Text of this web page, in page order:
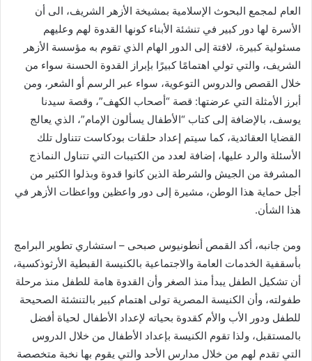
العام لمجمع البحوث الإسلامية بمشيخة الأزهر الشريف، الى أن
الأسرة لها دور كبير في تنشئة الأبناء كونها القدوة لهم وعليهم
مسئولية كبيرة، لافتة إلى الدور الهام الذي تقوم به مؤسسة الأزهر
الشريف، والتي تولي اهتمامًا كبيرًا بإبراز القدوة الحسنة سواء من
خلال القصص والدروس التوعوية، سواء عبر الرسم أو الشعر، ومن
أبرز الأمثلة التي عرضتها: قصة “أصحاب الكهف”، وقصة سيدنا
يوسف، بالإضافة إلى كتاب “الأطفال يسألون الإمام”، الذي يعالج
القضايا العقائدية، كما سيتم إعداد حلقات بودكاست تتناول تلك
الأسئلة والرد عليها، إضافة لعدد من الكتيبات التي تتناول النماذج
المشرفة من الجيش والشرطة الذين كانوا قدوة وبذلوا الكثير من
أجل حماية هذا الوطن، مشيرة إلى دور واعظين وواعظات الأزهر في
هذا الشأن.
ومن جانبه، أكد القمص أنطونيوس صبحى – استشاري تطوير البرامج
بأسقفية الخدمات العامة والاجتماعية بالكنيسة القبطية الأرثوذكسية،
أن تشكيل الطفل يبدأ منذ الصغر وأن القدوة هامة للطفل منذ مرحلة
طفولته، وأن الكنيسة المصرية تولى اهتمام كبير بالتنشئة الصحيحة
للطفل ودور الأب والأم كقدوة بحياته لإعداد الأطفال لحياة أفضل
بالمستقبل، ولذا تقوم الكنيسة بإعداد الأطفال من خلال الدروس
التي تقدم لهم من خلال مدارس الأحد والتي يقوم بها نخبة متخصصة